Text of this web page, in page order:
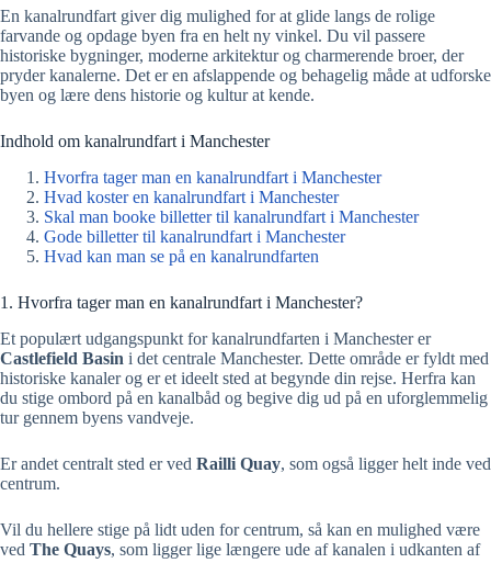
En kanalrundfart giver dig mulighed for at glide langs de rolige
farvande og opdage byen fra en helt ny vinkel. Du vil passere
historiske bygninger, moderne arkitektur og charmerende broer, der
pryder kanalerne. Det er en afslappende og behagelig måde at udforske
byen og lære dens historie og kultur at kende.
Indhold om kanalrundfart i Manchester
Hvorfra tager man en kanalrundfart i Manchester
Hvad koster en kanalrundfart i Manchester
Skal man booke billetter til kanalrundfart i Manchester
Gode billetter til kanalrundfart i Manchester
Hvad kan man se på en kanalrundfarten
1. Hvorfra tager man en kanalrundfart i Manchester?
Et populært udgangspunkt for kanalrundfarten i Manchester er
Castlefield Basin i det centrale Manchester. Dette område er fyldt med
historiske kanaler og er et ideelt sted at begynde din rejse. Herfra kan
du stige ombord på en kanalbåd og begive dig ud på en uforglemmelig
tur gennem byens vandveje.
Er andet centralt sted er ved Railli Quay, som også ligger helt inde ved
centrum.
Vil du hellere stige på lidt uden for centrum, så kan en mulighed være
ved The Quays, som ligger lige længere ude af kanalen i udkanten af